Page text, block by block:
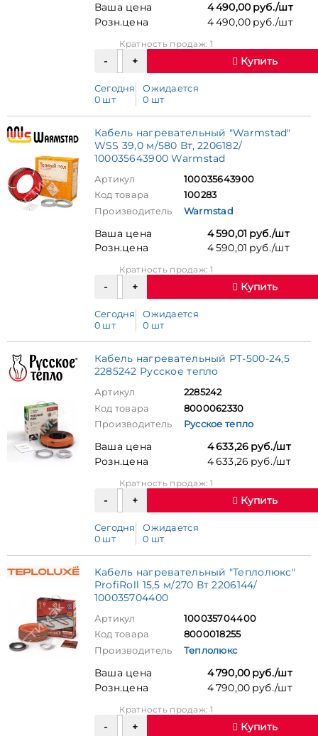
Ваша цена
4 490,00 руб./шт
Розн.цена
4 490,00 руб./шт
Кратность продаж: 1
Купить
Сегодня
0 шт
Ожидается
0 шт
Кабель нагревательный "Warmstad"
WSS 39,0 м/580 Вт, 2206182/
100035643900 Warmstad
Артикул
100035643900
Код товара
100283
Производитель
Warmstad
Ваша цена
4 590,01 руб./шт
Розн.цена
4 590,01 руб./шт
Кратность продаж: 1
Купить
Сегодня
0 шт
Ожидается
0 шт
Кабель нагревательный РТ-500-24,5
2285242 Русское тепло
Артикул
2285242
Код товара
8000062330
Производитель
Русское тепло
Ваша цена
4 633,26 руб./шт
Розн.цена
4 633,26 руб./шт
Кратность продаж: 1
Купить
Сегодня
0 шт
Ожидается
0 шт
Кабель нагревательный "Теплолюкс"
ProfiRoll 15,5 м/270 Вт 2206144/
100035704400
Артикул
100035704400
Код товара
8000018255
Производитель
Теплолюкс
Ваша цена
4 790,00 руб./шт
Розн.цена
4 790,00 руб./шт
Кратность продаж: 1
Купить